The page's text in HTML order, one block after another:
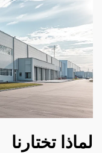
لماذا تختارنا